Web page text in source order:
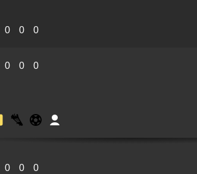
0
0
0
0
0
0
0
0
0